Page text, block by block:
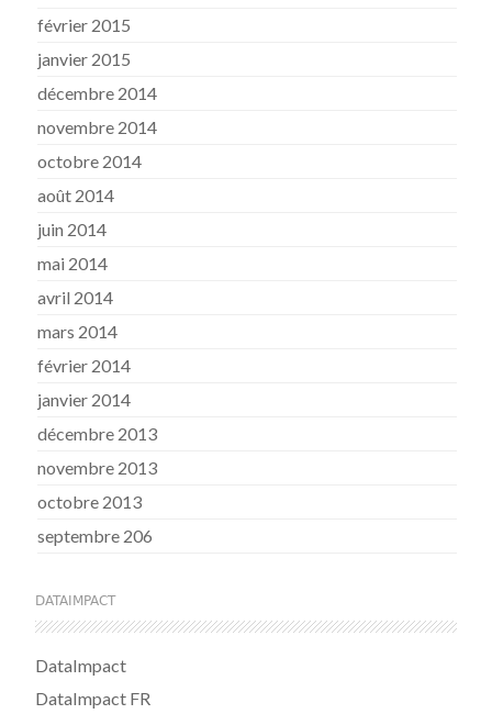
février 2015
janvier 2015
décembre 2014
novembre 2014
octobre 2014
août 2014
juin 2014
mai 2014
avril 2014
mars 2014
février 2014
janvier 2014
décembre 2013
novembre 2013
octobre 2013
septembre 206
DATAIMPACT
DataImpact
DataImpact FR